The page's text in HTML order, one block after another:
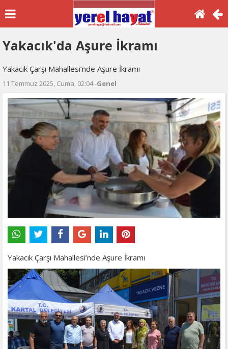
Yakacık'da Aşure İkramı
Yakacık Çarşı Mahallesi’nde Aşure İkramı
11 Temmuz 2025, Cuma, 02:04 -Genel
Yakacık Çarşı Mahallesi’nde Aşure İkramı